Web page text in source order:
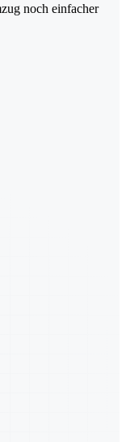
noch einfacher